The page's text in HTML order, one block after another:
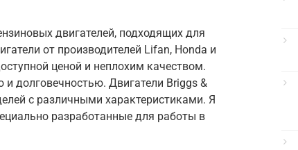
двигателей, подходящих для
от производителей Lifan, Honda и
ценой и неплохим качеством.
долговечностью. Двигатели Briggs &
с различными характеристиками. Я
разработанные для работы в